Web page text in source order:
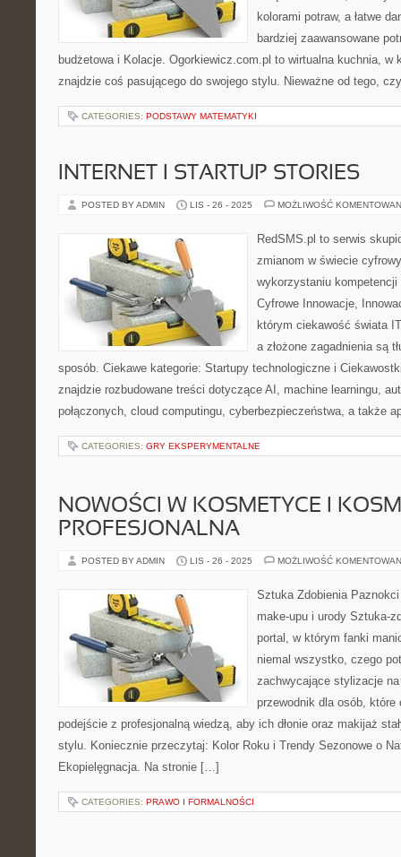
kolorami potraw, a łatwe
bardziej zaawansowane
budżetowa i Kolacje. Ogorkiewicz.com.pl to wirtualna kuchnia, w
znajdzie coś pasującego do swojego stylu. Nieważne od tego,
CATEGORIES: PODSTAWY MATEMATYKI
INTERNET I STARTUP STORIES
POSTED BY ADMIN LIS - 26 - 2025 MOŻLIWOŚĆ
RedSMS.pl to serwis
zmianom w świecie
wykorzystaniu
Cyfrowe Innowacje,
którym ciekawość świata
a złożone zagadnienia są
sposób. Ciekawe kategorie: Startupy technologiczne i
znajdzie rozbudowane treści dotyczące AI, machine learningu,
połączonych, cloud computingu, cyberbezpieczeństwa, a także
CATEGORIES: GRY EKSPERYMENTALNE
NOWOŚCI W KOSMETYCE I
PROFESJONALNA
POSTED BY ADMIN LIS - 26 - 2025 MOŻLIWOŚĆ
Sztuka Zdobienia
make-upu i urody Sztuka-
portal, w którym fanki
niemal wszystko, czego
zachwycające stylizacje
przewodnik dla osób, które
podejście z profesjonalną wiedzą, aby ich dłonie oraz makijaż
stylu. Koniecznie przeczytaj: Kolor Roku i Trendy Sezonowe o
Ekopielęgnacja. Na stronie […]
CATEGORIES: PRAWO I FORMALNOŚCI